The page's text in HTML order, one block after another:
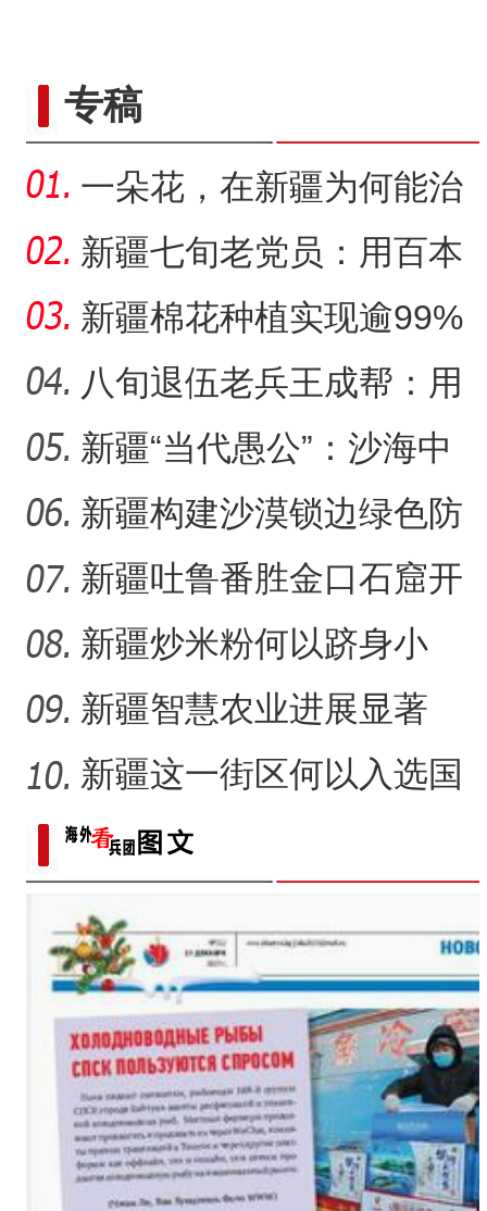
专稿
一朵花，在新疆为何能治
沙又致富？
新疆七旬老党员：用百本
日记记录村子半个多世纪
变
新疆棉花种植实现逾99%
机械化播种
八旬退伍老兵王成帮：用
半生光阴为城市披绿装
新疆“当代愚公”：沙海中
41载“凿”34公里“绿色
新疆构建沙漠锁边绿色防
护带 从“锁边绿化”到“产
新疆吐鲁番胜金口石窟开
放有何特殊意义？
新疆炒米粉何以跻身小
吃“顶流”？
新疆智慧农业进展显著
新疆这一街区何以入选国
家级旅游休闲街区名单？